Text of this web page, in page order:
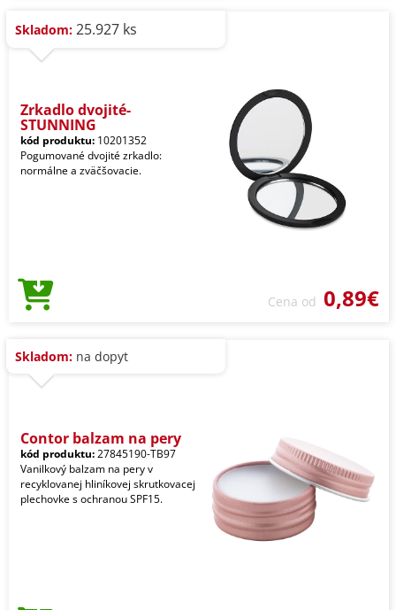
Skladom: 25.927 ks
Zrkadlo dvojité-
STUNNING
kód produktu: 10201352
Pogumované dvojité zrkadlo:
normálne a zväčšovacie.
Cena od 0,89€
Skladom: na dopyt
Contor balzam na pery
kód produktu:27845190-TB97
Vanilkový balzam na pery v
recyklovanej hliníkovej skrutkovacej
plechovke s ochranou SPF15.